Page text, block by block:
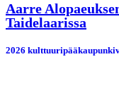
Aarre
Taidelaarissa
2026